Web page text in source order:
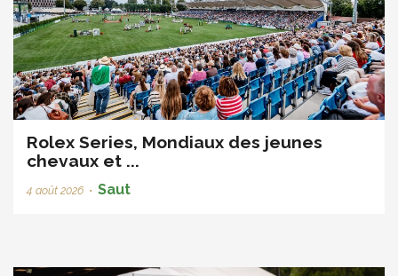
Rolex Series, Mondiaux des jeunes
chevaux et ...
4 août 2026 • Saut